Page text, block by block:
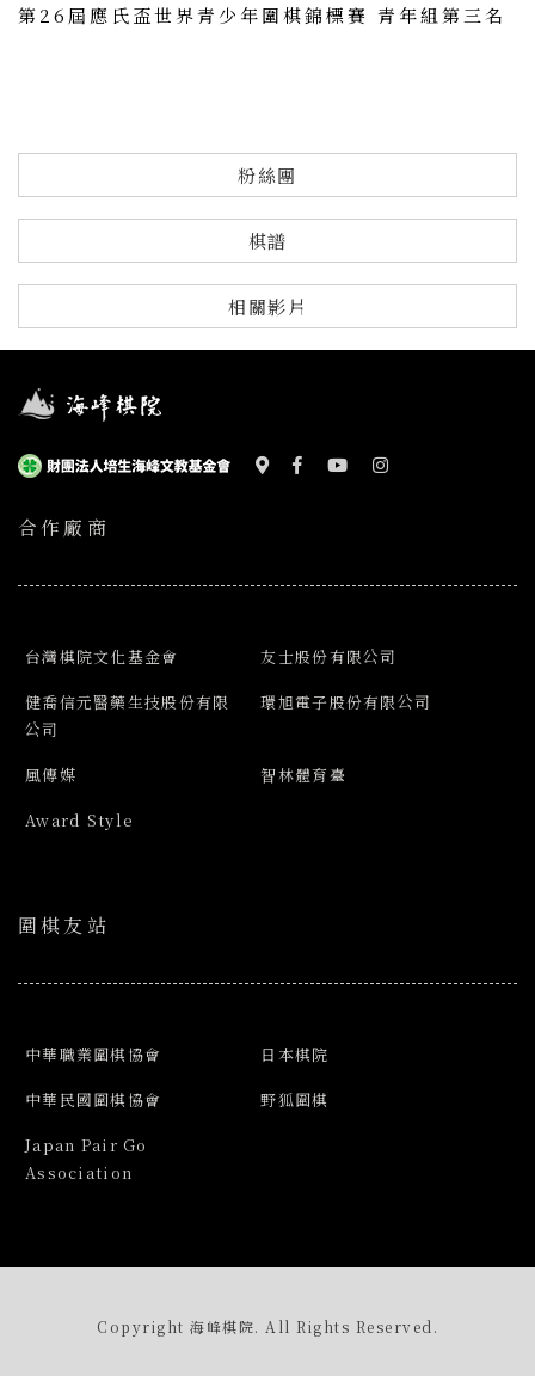
第26屆應氏盃世界青少年圍棋錦標賽 青年組第三名
粉絲團
棋譜
相關影片
合作廠商
台灣棋院文化基金會
友士股份有限公司
健喬信元醫藥生技股份有限
公司
環旭電子股份有限公司
風傳媒
智林體育臺
Award Style
圍棋友站
中華職業圍棋協會
日本棋院
中華民國圍棋協會
野狐圍棋
Japan Pair Go
Association
Copyright 海峰棋院. All Rights Reserved.